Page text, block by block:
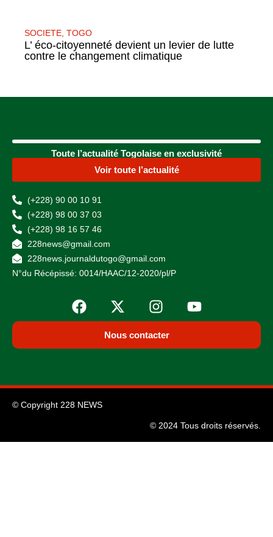
SOCIETE TOGO
L’ éco-citoyenneté devient un levier de lutte
contre le changement climatique
Toute l’actualité Togolaise en exclusivité
Voir toute l’actualité
(+228) 90 00 10 91
(+228) 98 00 37 03
(+228) 98 16 57 46
228news@gmail.com
228news.journaldutogo@gmail.com
N°du Récépissé: 0014/HAAC/12-2020/pl/P
Nous contacter
© Copyright 228 NEWS
© 2024 Tous droits réservés.